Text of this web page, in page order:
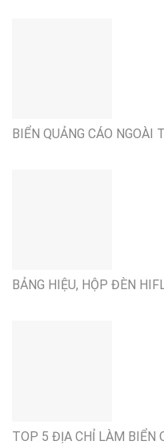
BIỂN QUẢNG CÁO NGOÀI
BẢNG HIỆU, HỘP ĐÈN
TOP 5 ĐỊA CHỈ LÀM BIỂN